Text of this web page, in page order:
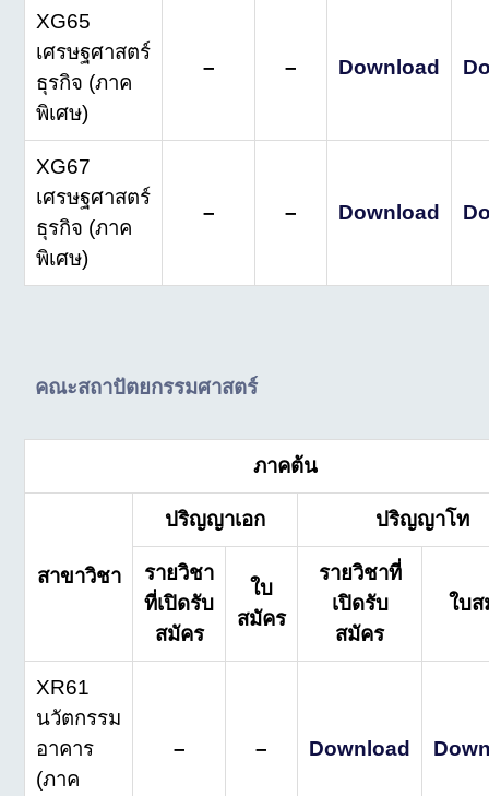
XG65
เศรษฐศาสตร์
ธุรกิจ (ภาค
พิเศษ)
– – Download
XG67
เศรษฐศาสตร์
ธุรกิจ (ภาค
พิเศษ)
– – Download
คณะสถาปัตยกรรมศาสตร์
ภาคต้น
สาขาวิชา
ปริญญาเอก ปริญญาโท
รายวิชา
ที่เปิดรับ
สมัคร
ใบ
สมัคร
รายวิชาที่
เปิดรับ
สมัคร
ใบส
XR61
นวัตกรรม
อาคาร
(ภาค
– – Download